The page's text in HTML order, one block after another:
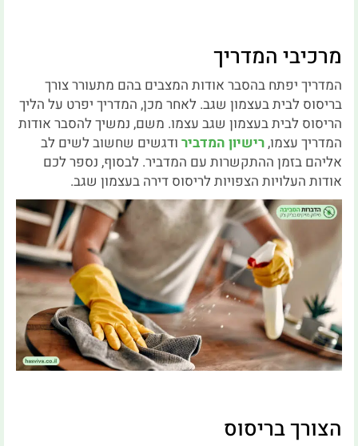
מרכיבי המדריך
המדריך יפתח בהסבר אודות המצבים בהם מתעורר צורך
בריסוס לבית בעצמון שגב. לאחר מכן, המדריך יפרט על הליך
הריסוס לבית בעצמון שגב עצמו. משם, נמשיך להסבר אודות
המדריך עצמו,רישיון המדביר ודגשים שחשוב לשים לב
אליהם בזמן ההתקשרות עם המדביר. לבסוף, נספר לכם
אודות העלויות הצפויות לריסוס דירה בעצמון שגב.
הצורך בריסוס